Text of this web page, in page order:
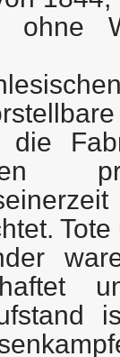
ohne
die